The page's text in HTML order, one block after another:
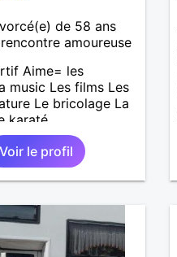
de 58 ans
amoureuse
Aime= les
music Les films Les
Le bricolage La
karaté
Voir le profil